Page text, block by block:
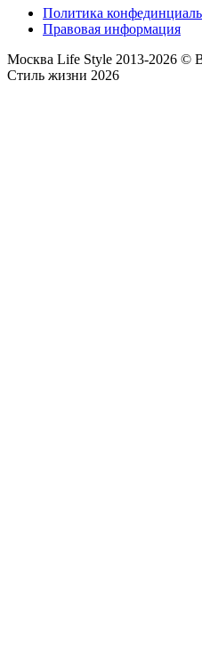
Политика
Правовая информация
Москва Life Style 2013-2026 ©
Стиль жизни 2026